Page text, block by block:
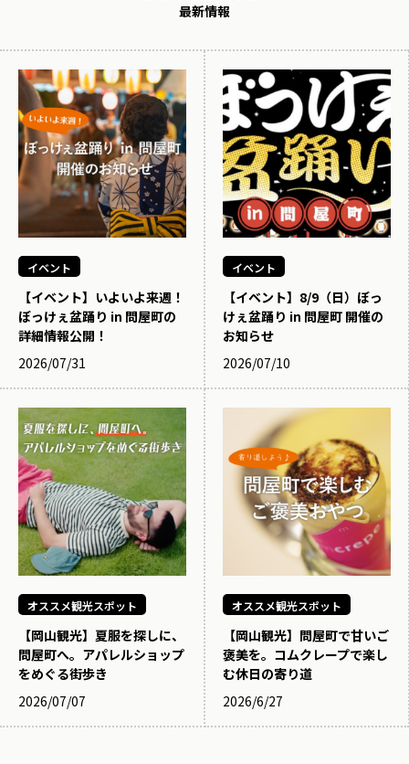
最新情報
イベント
【イベント】いよいよ来週！
ぼっけぇ盆踊り in 問屋町の
詳細情報公開！
2026/07/31
イベント
【イベント】8/9（日）ぼっ
けぇ盆踊り in 問屋町 開催の
お知らせ
2026/07/10
オススメ観光スポット
【岡山観光】夏服を探しに、
問屋町へ。アパレルショップ
をめぐる街歩き
2026/07/07
オススメ観光スポット
【岡山観光】問屋町で甘いご
褒美を。コムクレープで楽し
む休日の寄り道
2026/6/27